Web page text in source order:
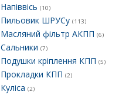
Напіввісь (10)
Пильовик ШРУСу (113)
Масляний фільтр АКПП (6)
Сальники (7)
Подушки кріплення КПП (5)
Прокладки КПП (2)
Куліса (2)